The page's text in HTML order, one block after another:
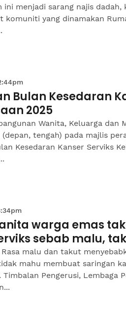
ini menjadi sarang najis dadah,
komuniti yang dinamakan
Bulan Kesedaran
2025
Wanita, Keluarga dan
(depan, tengah) pada majlis
Kesedaran Kanser Serviks
warga emas
sebab malu,
Rasa malu dan takut
mahu membuat saringan
Pengerusi, Lembaga